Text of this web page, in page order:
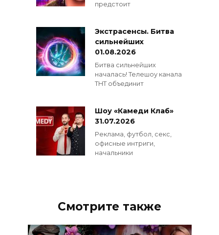
предстоит
Экстрасенсы. Битва
сильнейших
01.08.2026
Битва сильнейших
началась! Телешоу канала
ТНТ объединит
Шоу «Камеди Клаб»
31.07.2026
Реклама, футбол, секс,
офисные интриги,
начальники
Смотрите также